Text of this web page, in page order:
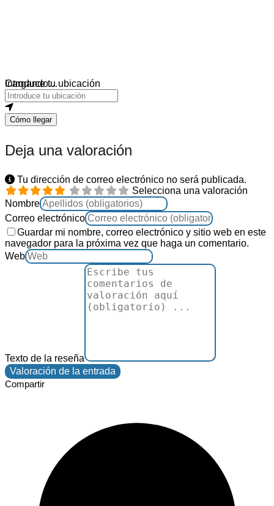
Cargando…
Introduce tu ubicación
Cómo llegar
Deja una valoración
Tu dirección de correo electrónico no será publicada.
Selecciona una valoración
Nombre
Correo electrónico
Guardar mi nombre, correo electrónico y sitio web en este
navegador para la próxima vez que haga un comentario.
Web
Texto de la reseña
Compartir